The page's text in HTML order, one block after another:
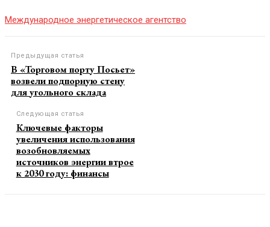
Международное энергетическое агентство
Предыдущая статья
В «Торговом порту Посьет»
возвели подпорную стену
для угольного склада
Следующая статья
Ключевые факторы
увеличения использования
возобновляемых
источников энергии втрое
к 2030 году: финансы